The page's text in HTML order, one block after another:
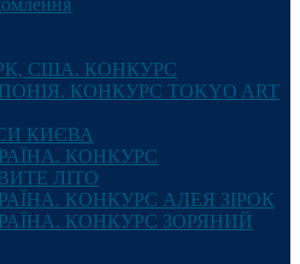
США. КОНКУРС
КОНКУРС TOKYO ART
КИЄВА
КОНКУРС
ЛІТО
КОНКУРС АЛЕЯ ЗІРОК
КОНКУРС ЗОРЯНИЙ